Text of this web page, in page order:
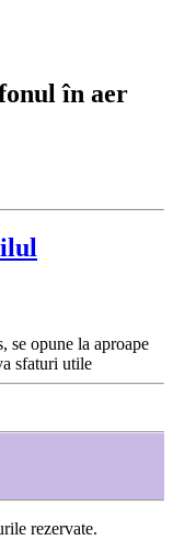
în aer
se opune la aproape
sfaturi utile
rezervate.